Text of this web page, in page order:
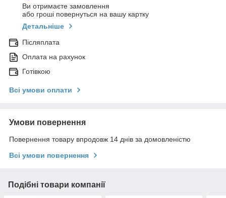
Ви отримаєте замовлення
або гроші повернуться на вашу картку
Детальніше
Післяплата
Оплата на рахунок
Готівкою
Всі умови оплати
Умови повернення
Повернення товару впродовж 14 днів за домовленістю
Всі умови повернення
Подібні товари компанії